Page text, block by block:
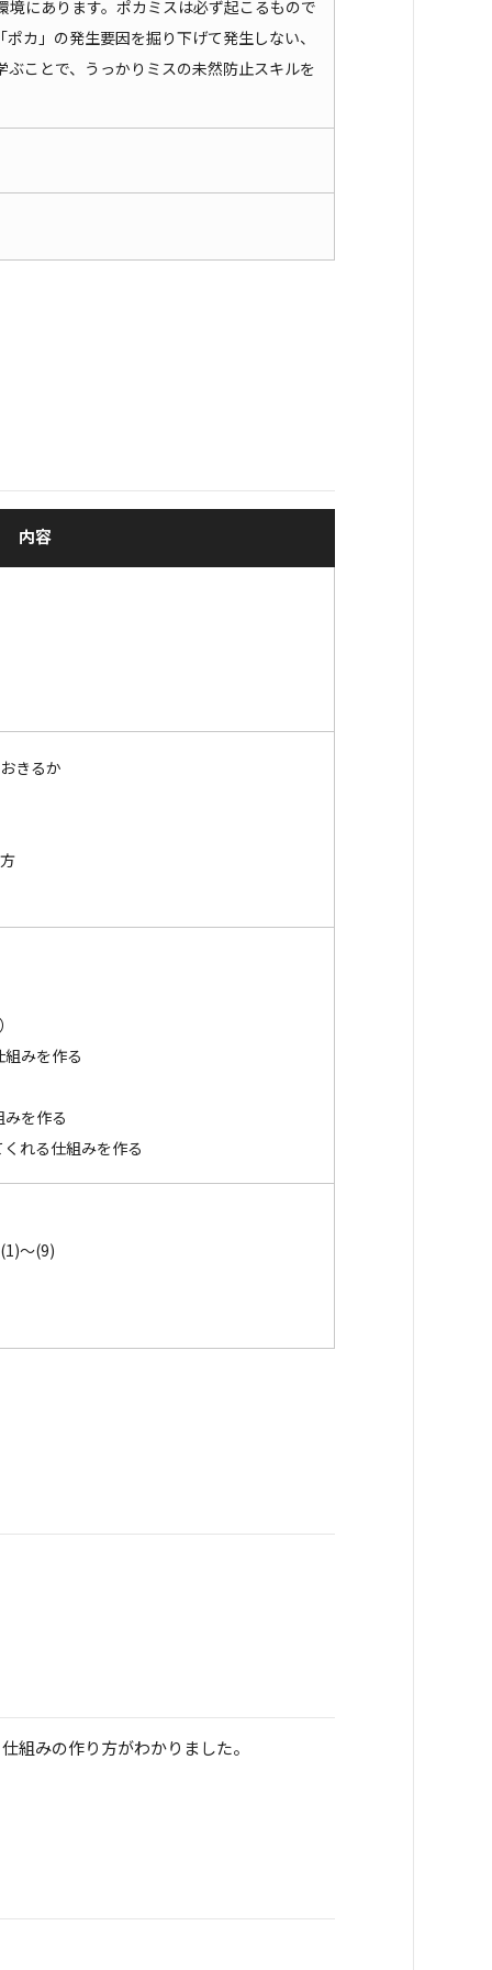
にあります。ポカミスは必ず起こるもので
カ」の発生要因を掘り下げて発生しない、
ことで、うっかりミスの未然防止スキルを
内容
きるか
みを作る
を作る
れる仕組みを作る
～(9)
組みの作り方がわかりました。